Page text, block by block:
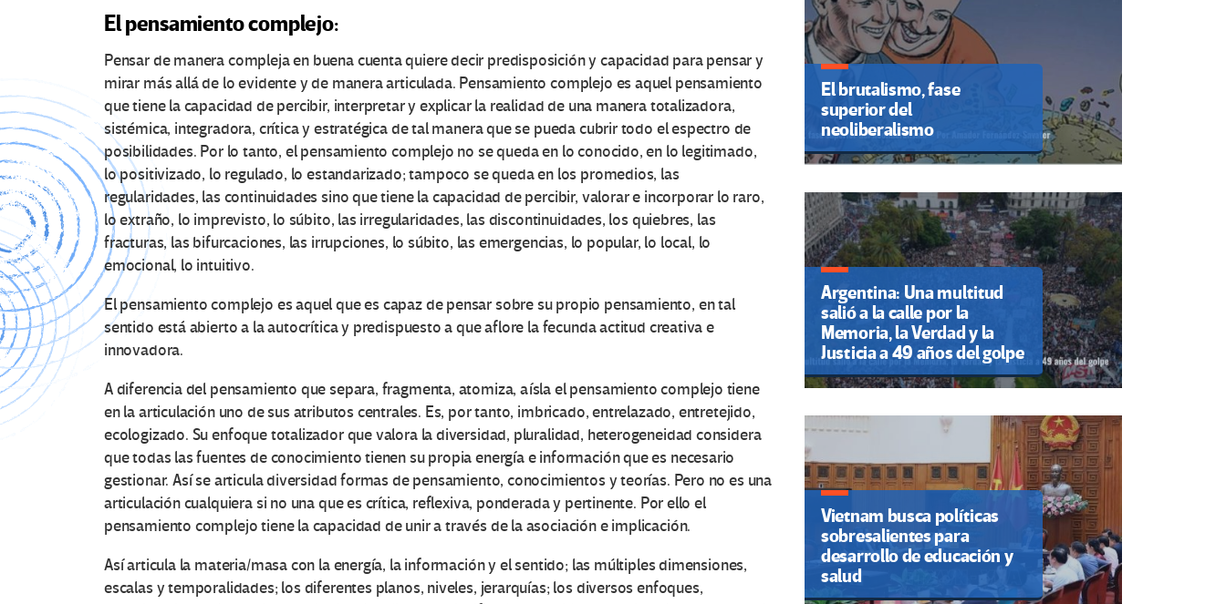
El pensamiento complejo:
Pensar de manera compleja en buena cuenta quiere decir predisposición y capacidad para pensar y
mirar más allá de lo evidente y de manera articulada. Pensamiento complejo es aquel pensamiento
que tiene la capacidad de percibir, interpretar y explicar la realidad de una manera totalizadora,
sistémica, integradora, crítica y estratégica de tal manera que se pueda cubrir todo el espectro de
posibilidades. Por lo tanto, el pensamiento complejo no se queda en lo conocido, en lo legitimado,
lo positivizado, lo regulado, lo estandarizado; tampoco se queda en los promedios, las
regularidades, las continuidades sino que tiene la capacidad de percibir, valorar e incorporar lo raro,
lo extraño, lo imprevisto, lo súbito, las irregularidades, las discontinuidades, los quiebres, las
fracturas, las bifurcaciones, las irrupciones, lo súbito, las emergencias, lo popular, lo local, lo
emocional, lo intuitivo.
El pensamiento complejo es aquel que es capaz de pensar sobre su propio pensamiento, en tal
sentido está abierto a la autocrítica y predispuesto a que aflore la fecunda actitud creativa e
innovadora.
A diferencia del pensamiento que separa, fragmenta, atomiza, aísla el pensamiento complejo tiene
en la articulación uno de sus atributos centrales. Es, por tanto, imbricado, entrelazado, entretejido,
ecologizado. Su enfoque totalizador que valora la diversidad, pluralidad, heterogeneidad considera
que todas las fuentes de conocimiento tienen su propia energía e información que es necesario
gestionar. Así se articula diversidad formas de pensamiento, conocimientos y teorías. Pero no es una
articulación cualquiera si no una que es crítica, reflexiva, ponderada y pertinente. Por ello el
pensamiento complejo tiene la capacidad de unir a través de la asociación e implicación.
Así articula la materia/masa con la energía, la información y el sentido; las múltiples dimensiones,
escalas y temporalidades; los diferentes planos, niveles, jerarquías; los diversos enfoques,
El brutalismo, fase
superior del
neoliberalismo
Argentina: Una multitud
salió a la calle por la
Memoria, la Verdad y la
Justicia a 49 años del golpe
Vietnam busca políticas
sobresalientes para
desarrollo de educación y
salud